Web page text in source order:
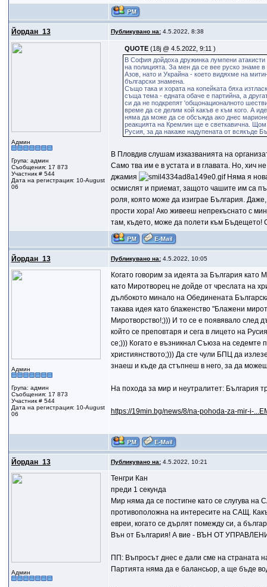
Йордан_13 Публикувано на:4.5.2022, 8:38
Админ
Група: админ
Съобщения: 17 873
Участник # 544
Дата на регистрация: 10-August
06
QUOTE (18j @ 4.5.2022, 9:11 )
В София дойдоха дружинка лумпени атакисти
на полицията. За мен да се вее руско знаме
Азов, нато и Украйна - което видяхме на
български знамена.
Също така и хората на копейката бяха
съща тема - едната обаче е партийна, а
си да не подкрепят 'общонационалното
време да се делим кой какъв е към кого. А
няма да може да се обсъжда ако днес
реакцията на Кремлин ще е светкавична.
Русия, за да накаже надупената от всякъде
В Пловдив слушам изказванията на
Само тва им е в устата и в главата. Но, хич
джамия
Няма я
осмислят и приемат, защото чашите им са
роля, която може да изиграе България.
прости хора! Ако живееш непрекъснато с
там, където, може да полети към Бъдещето!
Йордан_13 Публикувано на:4.5.2022, 10:05
Админ
Група: админ
Съобщения: 17 873
Участник # 544
Дата на регистрация: 10-August
06
Когато говорим за идеята за България
като Миротворец не дойде от чреслата на
дълбокото минало на Обединената
такава идея като блаженство "Блажени
Миротворство!;))) И то се е появявало след
който се преповтаря и сега в лицето на
се;))) Когато е възникнал Съюза на седемте
християнството;))) Да сте чули БПЦ да
знаеш и къде да стъпнеш в него, за да
На похода за мир и неутралитет: България
https://19min.bg/news/8/na-pohoda-za-mir-i-
Йордан_13 Публикувано на:4.5.2022, 10:21
Админ
Тенгри Кан
преди 1 секунда
Мир няма да се постигне като се слугува
противоположна на интересите на САЩ.
евреи, когато се дърлят помежду си, а
Вън от България! А вие - ВЪН ОТ
ПП: Въпросът днес е дали сме на страната
Партията няма да е балансьор, а ще бъде